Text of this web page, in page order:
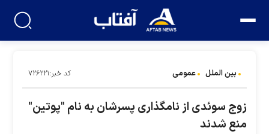
بین الملل عمومی کد خبر:۷۲۶۲۲۱
زوج سوئدی از نامگذاری پسرشان به نام "پوتین"
منع شدند